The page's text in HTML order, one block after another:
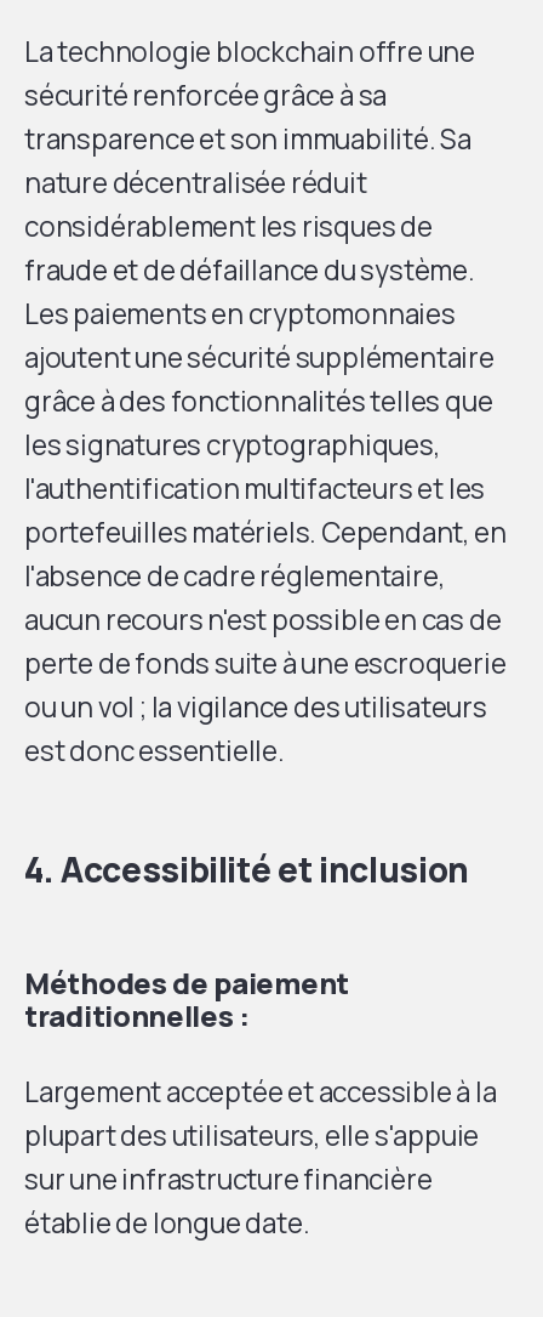
La technologie blockchain offre une
sécurité renforcée grâce à sa
transparence et son immuabilité. Sa
nature décentralisée réduit
considérablement les risques de
fraude et de défaillance du système.
Les paiements en cryptomonnaies
ajoutent une sécurité supplémentaire
grâce à des fonctionnalités telles que
les signatures cryptographiques,
l'authentification multifacteurs et les
portefeuilles matériels. Cependant, en
l'absence de cadre réglementaire,
aucun recours n'est possible en cas de
perte de fonds suite à une escroquerie
ou un vol ; la vigilance des utilisateurs
est donc essentielle.
4. Accessibilité et inclusion
Méthodes de paiement
traditionnelles :
Largement acceptée et accessible à la
plupart des utilisateurs, elle s'appuie
sur une infrastructure financière
établie de longue date.